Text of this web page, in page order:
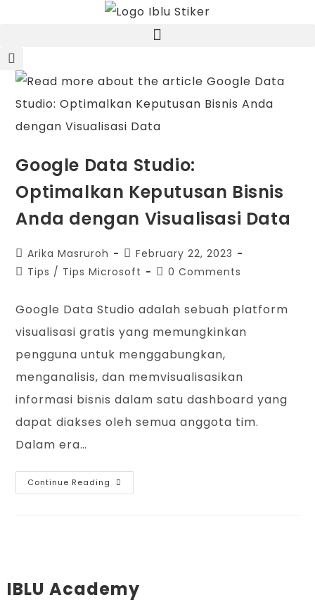
Google Data Studio:
Optimalkan Keputusan Bisnis
Anda dengan Visualisasi Data
Arika Masruroh
February 22, 2023
Tips / Tips Microsoft 0 Comments
Google Data Studio adalah sebuah platform
visualisasi gratis yang memungkinkan
pengguna untuk menggabungkan,
menganalisis, dan memvisualisasikan
informasi bisnis dalam satu dashboard yang
dapat diakses oleh semua anggota tim.
Dalam era…
Continue Reading
IBLU Academy